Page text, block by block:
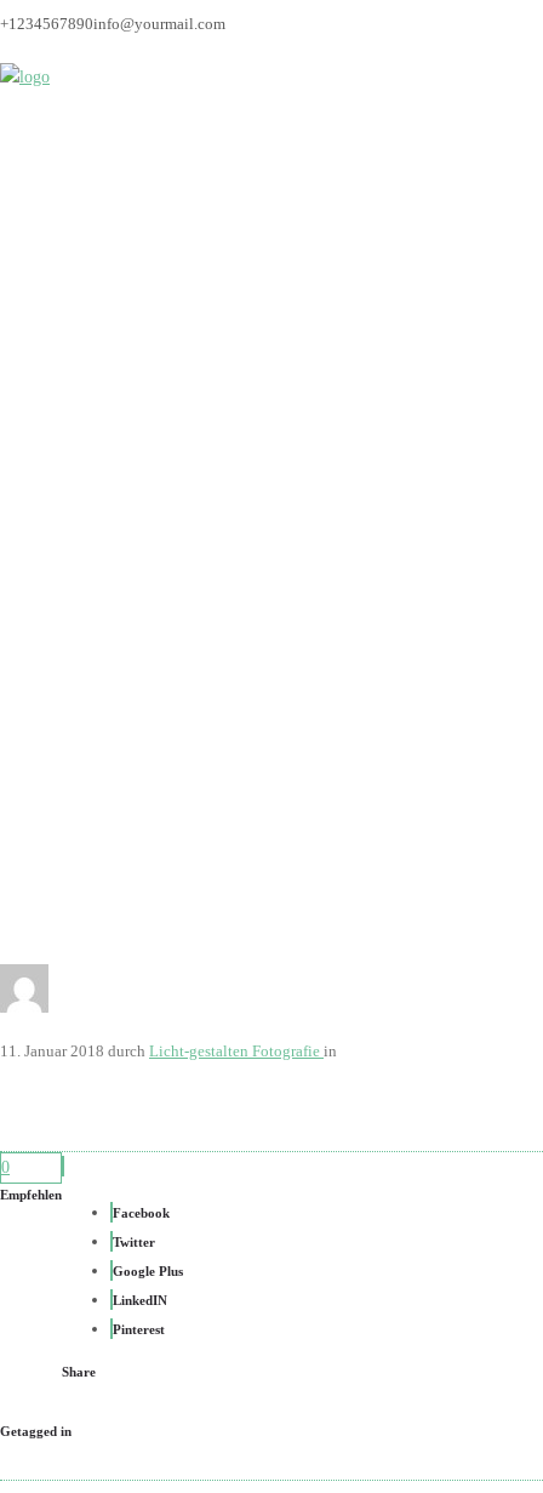
+1234567890info@yourmail.com
11. Januar 2018 durch Licht-gestalten Fotografie in
0
Empfehlen
Facebook
Twitter
Google Plus
LinkedIN
Pinterest
Share
Getagged in